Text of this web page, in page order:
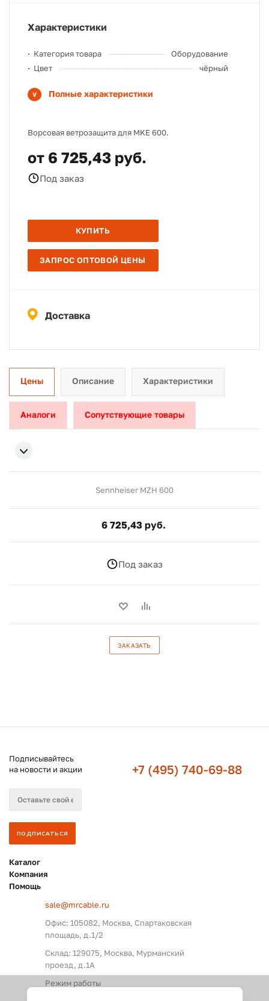
Характеристики
Категория товара
Оборудование
Цвет
чёрный
Полные характеристики
Ворсовая ветрозащита для MKE 600.
от 6 725,43 руб.
Под заказ
КУПИТЬ
ЗАПРОС ОПТОВОЙ ЦЕНЫ
Доставка
Цены Описание Характеристики
Аналоги Сопутствующие товары
Sennheiser MZH 600
6 725,43 руб.
Под заказ
ЗАКАЗАТЬ
Подписывайтесь
на новости и акции
+7 (495) 740-69-88
Каталог
Компания
Помощь
sale@mrcable.ru
Офис: 105082, Москва, Спартаковская
площадь, д.1/2
Склад: 129075, Москва, Мурманский
проезд, д.1А
Режим работы